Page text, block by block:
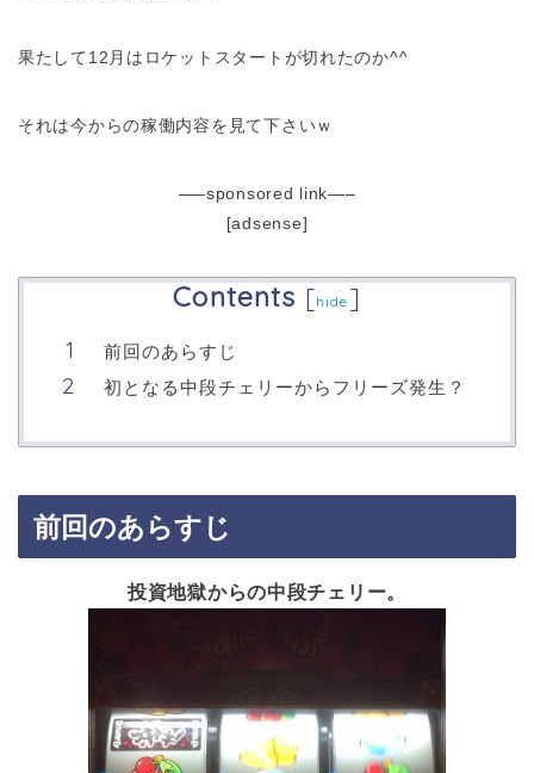
果たして12月はロケットスタートが切れたのか^^
それは今からの稼働内容を見て下さいｗ
—–sponsored link—–
[adsense]
Contents [hide ]
前回のあらすじ
初となる中段チェリーからフリーズ発生？
前回のあらすじ
投資地獄からの中段チェリー。